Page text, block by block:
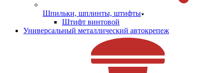
Шпильки, шплинты, штифты
Штифт винтовой
Универсальный металлический автокрепеж